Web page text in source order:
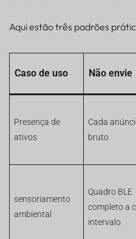
Aqui estão três padrões
Caso de uso Não envie
Presença de
ativos
Cada
bruto
sensoriamento
ambiental
Quadro BLE
completo a
intervalo